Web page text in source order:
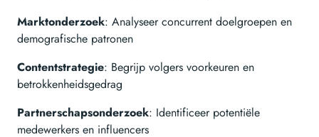
Marktonderzoek: Analyseer concurrent doelgroepen en
demografische patronen
Contentstrategie: Begrijp volgers voorkeuren en
betrokkenheidsgedrag
Partnerschapsonderzoek: Identificeer potentiële
medewerkers en influencers